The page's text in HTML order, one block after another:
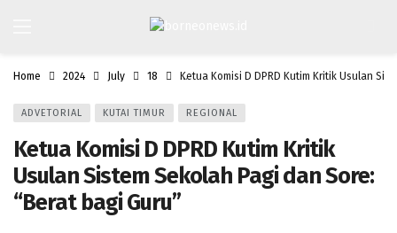
Home 2024 July 18 Ketua Komisi D DPRD Kutim Kritik Usulan
ADVETORIAL KUTAI TIMUR REGIONAL
Ketua Komisi D DPRD Kutim Kritik
Usulan Sistem Sekolah Pagi dan Sore:
“Berat bagi Guru”